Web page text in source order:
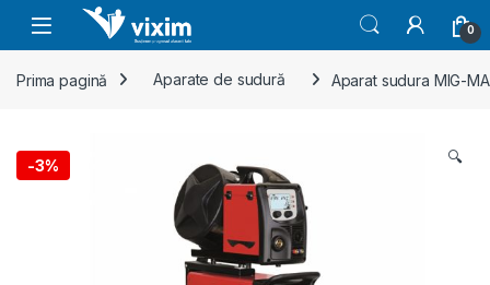
Skip to navigation
Skip to content
0
Prima pagină Aparate de sudură Aparat sudura MIG-
-3% 🔍